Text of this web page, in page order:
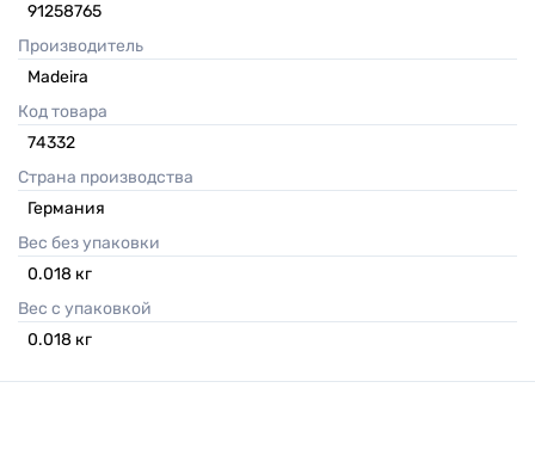
91258765
Производитель
Madeira
Код товара
74332
Страна производства
Германия
Вес без упаковки
0.018 кг
Вес с упаковкой
0.018 кг